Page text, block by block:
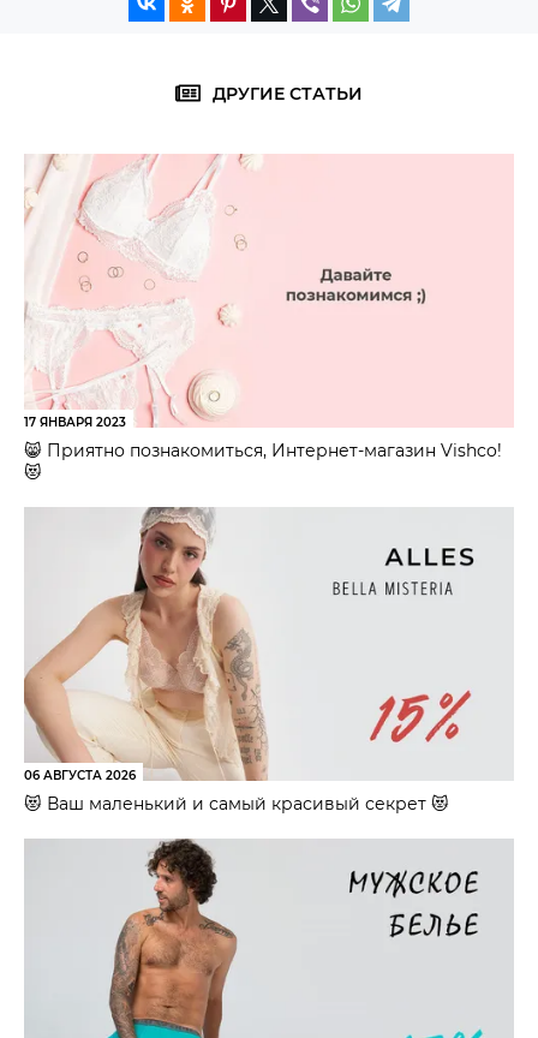
ДРУГИЕ СТАТЬИ
17 ЯНВАРЯ 2023
😸 Приятно познакомиться, Интернет-магазин Vishco!
😻
06 АВГУСТА 2026
😻 Ваш маленький и самый красивый секрет 😻